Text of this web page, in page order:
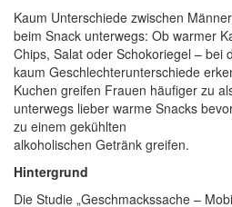
Kaum Unterschiede zwischen
beim Snack unterwegs: Ob warmer
Chips, Salat oder Schokoriegel – bei
kaum Geschlechterunterschiede
Kuchen greifen Frauen häufiger zu
unterwegs lieber warme Snacks
zu einem gekühlten
alkoholischen Getränk greifen.
Hintergrund
Die Studie „Geschmackssache –